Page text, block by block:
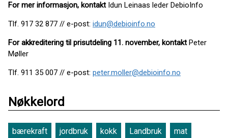
For mer informasjon, kontakt Idun Leinaas leder DebioInfo
Tlf. 917 32 877 // e-post: idun@debioinfo.no
For akkreditering til prisutdeling 11. november, kontaktPeter
Møller
Tlf. 911 35 007 // e-post: peter.moller@debioinfo.no
Nøkkelord
bærekraft jordbruk kokk Landbruk mat